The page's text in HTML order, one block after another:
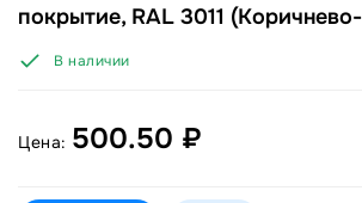
покрытие, RAL 3011
В наличии
Цена: 500.50 ₽